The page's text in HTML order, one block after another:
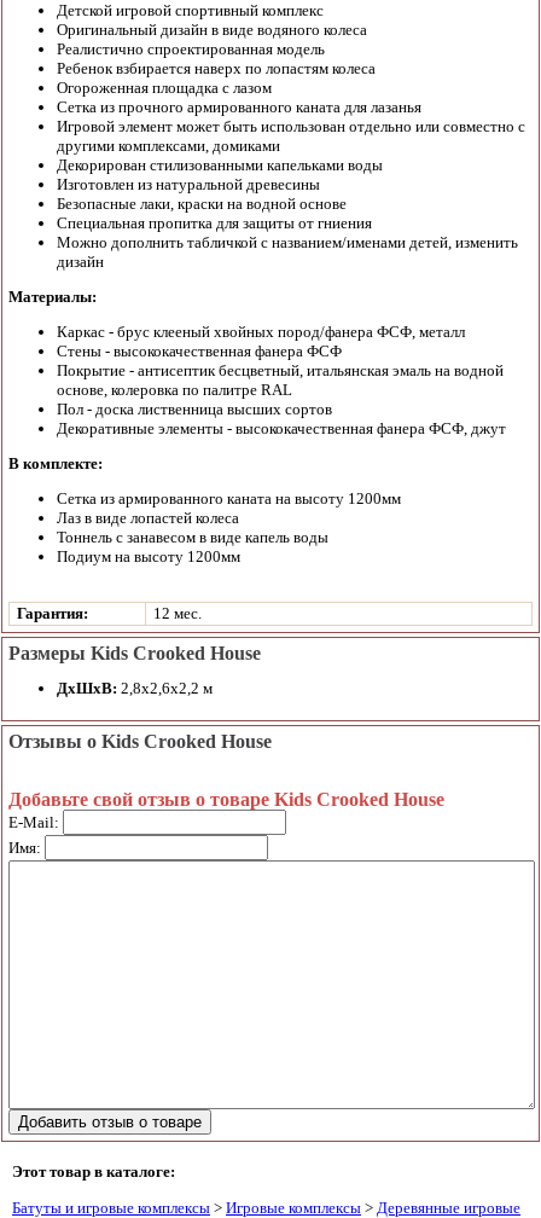
Детской игровой спортивный комплекс
Оригинальный дизайн в виде водяного колеса
Реалистично спроектированная модель
Ребенок взбирается наверх по лопастям колеса
Огороженная площадка с лазом
Сетка из прочного армированного каната для лазанья
Игровой элемент может быть использован отдельно или совместно с
другими комплексами, домиками
Декорирован стилизованными капельками воды
Изготовлен из натуральной древесины
Безопасные лаки, краски на водной основе
Специальная пропитка для защиты от гниения
Можно дополнить табличкой с названием/именами детей, изменить
дизайн
Материалы:
Каркас - брус клееный хвойных пород/фанера ФСФ, металл
Стены - высококачественная фанера ФСФ
Покрытие - антисептик бесцветный, итальянская эмаль на водной
основе, колеровка по палитре RAL
Пол - доска лиственница высших сортов
Декоративные элементы - высококачественная фанера ФСФ, джут
В комплекте:
Сетка из армированного каната на высоту 1200мм
Лаз в виде лопастей колеса
Тоннель с занавесом в виде капель воды
Подиум на высоту 1200мм
Гарантия: 12 мес.
Размеры Kids Crooked House
ДхШхВ: 2,8х2,6х2,2 м
Отзывы о Kids Crooked House
Добавьте свой отзыв о товаре Kids Crooked House
E-Mail:
Имя:
Этот товар в каталоге:
Батуты и игровые комплексы > Игровые комплексы > Деревянные игровые